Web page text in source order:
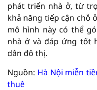
phát triển nhà ở, từ
khả năng tiếp cận chỗ
mô hình này có thể
nhà ở và đáp ứng tốt
dân đô thị.
Nguồn: Hà Nội miễn
thuê